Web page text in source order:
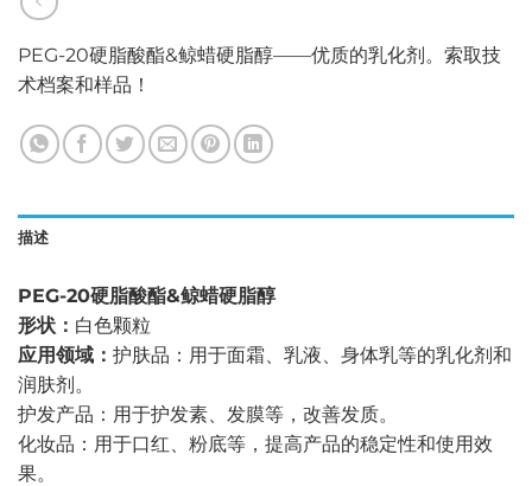
PEG-20硬脂酸酯&鲸蜡硬脂醇——优质的乳化剂。索取技
术档案和样品！
描述
PEG-20硬脂酸酯&鲸蜡硬脂醇
形状： 白色颗粒
应用领域： 护肤品：用于面霜、乳液、身体乳等的乳化剂和
润肤剂。
护发产品：用于护发素、发膜等，改善发质。
化妆品：用于口红、粉底等，提高产品的稳定性和使用效
果。